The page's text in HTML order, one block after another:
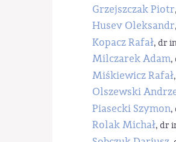
Grzejszczak Piotr
Husev Oleksandr
Kopacz Rafał, dr
Milczarek Adam,
Miśkiewicz Rafał
Olszewski
Piasecki Szymon,
Rolak Michał, dr